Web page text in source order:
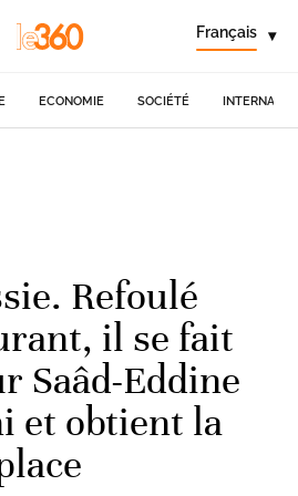
Français ▾
ECONOMIE SOCIÉTÉ
Refoulé
il se fait
Saâd-Eddine
et obtient la